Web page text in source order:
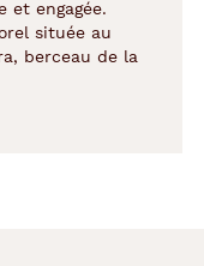
et engagée.
située au
berceau de la